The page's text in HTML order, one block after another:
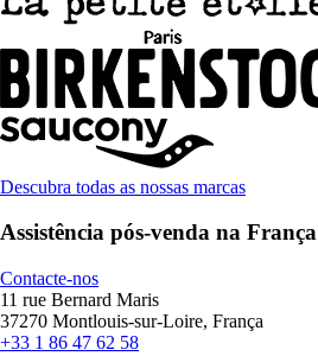
Descubra todas as nossas marcas
Assistência pós-venda na França
Contacte-nos
11 rue Bernard Maris
37270 Montlouis-sur-Loire, França
+33 1 86 47 62 58